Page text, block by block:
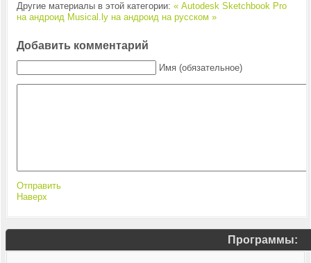
Другие материалы в этой категории: « Autodesk Sketchbook Pro
на андроид Musical.ly на андроид на русском »
Добавить комментарий
Имя (обязательное)
Отправить
Наверх
Программы: